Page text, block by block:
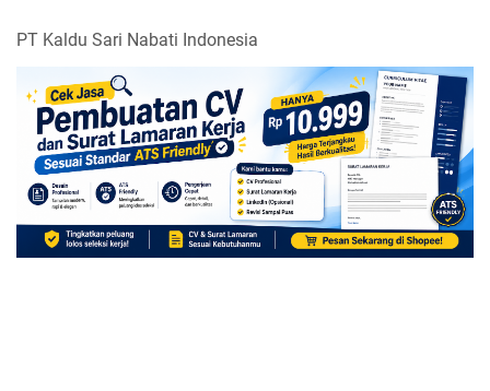
PT Kaldu Sari Nabati Indonesia